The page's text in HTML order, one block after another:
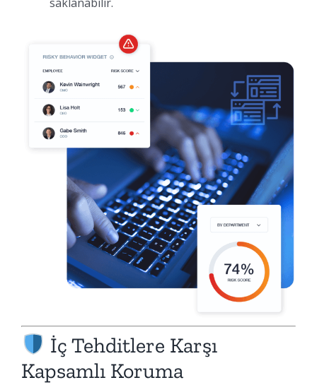
İç Tehditlere Karşı
Kapsamlı Koruma